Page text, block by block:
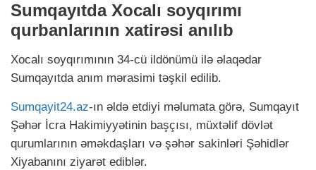
Sumqayıtda Xocalı soyqırımı
qurbanlarının xatirəsi anılıb
Xocalı soyqırımının 34-cü ildönümü ilə əlaqədar
Sumqayıtda anım mərasimi təşkil edilib.
Sumqayit24.az-ın əldə etdiyi məlumata görə, Sumqayıt
Şəhər İcra Hakimiyyətinin başçısı, müxtəlif dövlət
qurumlarının əməkdaşları və şəhər sakinləri Şəhidlər
Xiyabanını ziyarət ediblər.